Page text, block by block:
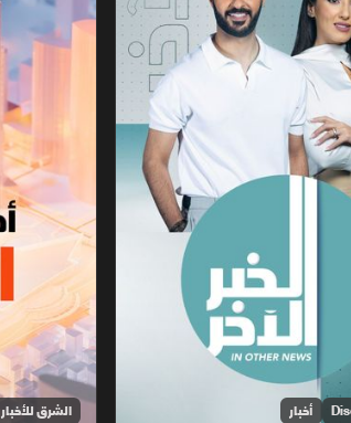
أخبار الشرق للأخبار